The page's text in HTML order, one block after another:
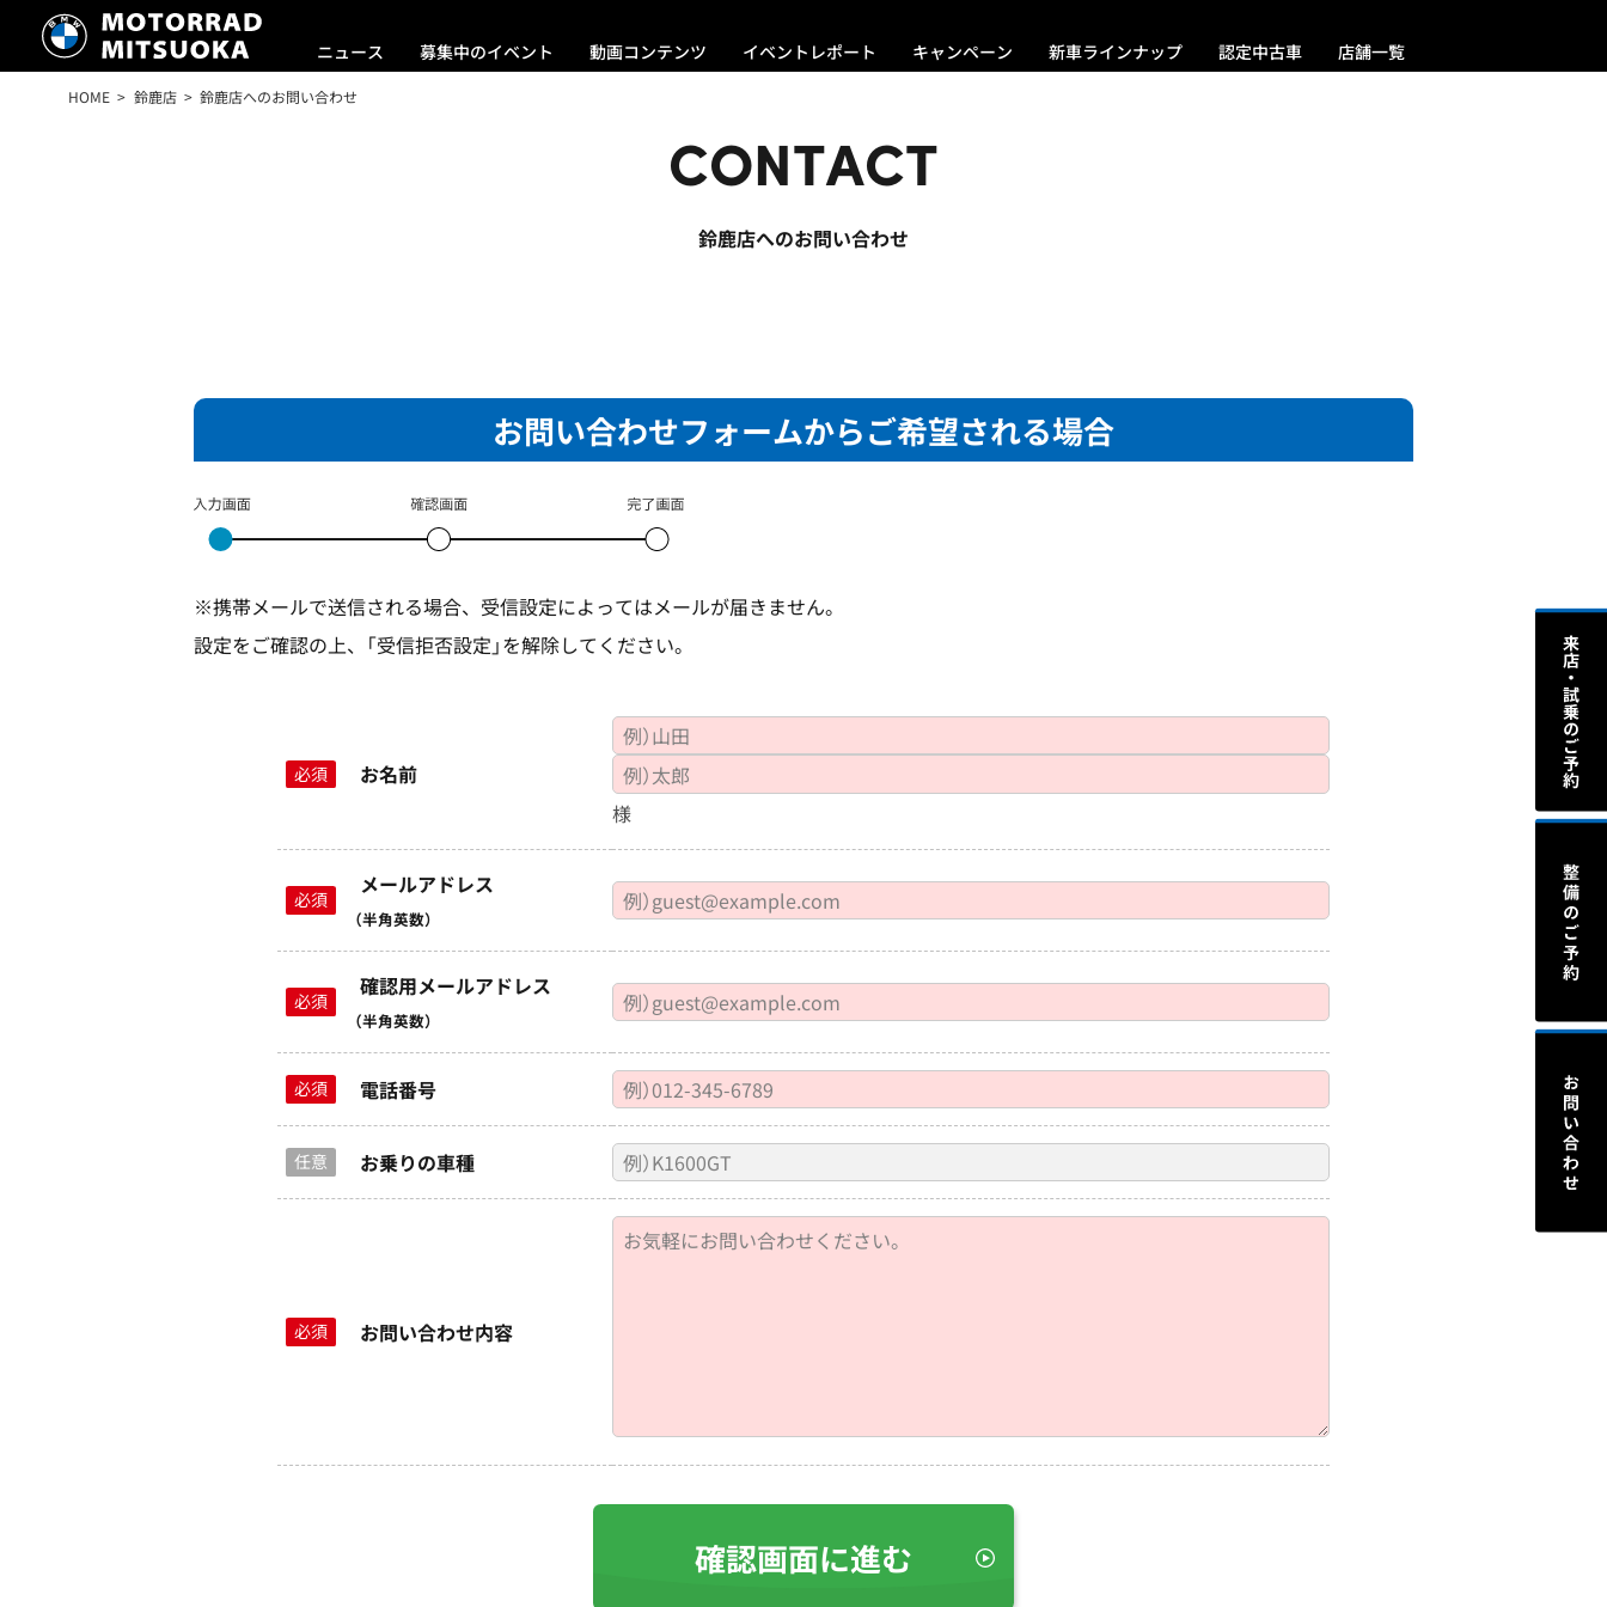
ニュース 募集中のイベント 動画コンテンツ イベントレポート キャンペーン 新車ラインナップ 認定中古車 店舗一覧
HOME 鈴鹿店 鈴鹿店へのお問い合わせ
CONTACT
鈴鹿店へのお問い合わせ
お問い合わせフォームからご希望される場合
※携帯メールで送信される場合、受信設定によってはメールが届きません。
設定をご確認の上、「受信拒否設定」を解除してください。
お名前
必須
様
メールアドレス
（半角英数）
必須
確認用メールアドレス
（半角英数）
必須
電話番号
必須
お乗りの車種
任意
お問い合わせ内容
必須